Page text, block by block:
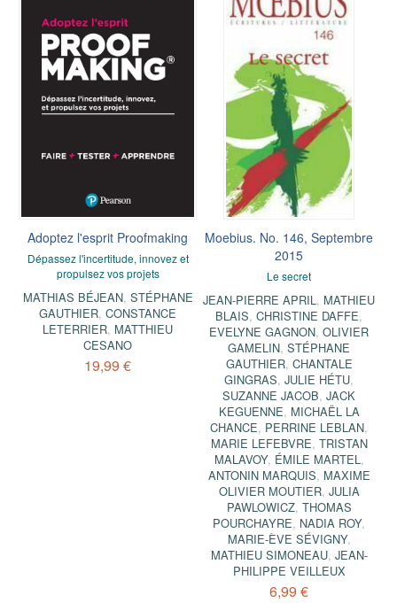
Adoptez l'esprit Proofmaking
Dépassez l'incertitude, innovez et
propulsez vos projets
MATHIAS BÉJEAN, STÉPHANE
GAUTHIER,CONSTANCE
LETERRIER, MATTHIEU
CESANO
19,99 €
Moebius. No. 146, Septembre
2015
Le secret
JEAN-PIERRE APRIL, MATHIEU
BLAIS,CHRISTINE DAFFE,
EVELYNE GAGNON,OLIVIER
GAMELIN,STÉPHANE
GAUTHIER, CHANTALE
GINGRAS,JULIE HÉTU,
SUZANNE JACOB,JACK
KEGUENNE, MICHAËL LA
CHANCE, PERRINE LEBLAN,
MARIE LEFEBVRE, TRISTAN
MALAVOY, ÉMILE MARTEL,
ANTONIN MARQUIS, MAXIME
OLIVIER MOUTIER, JULIA
PAWLOWICZ, THOMAS
POURCHAYRE, NADIA ROY,
MARIE-ÈVE SÉVIGNY,
MATHIEU SIMONEAU, JEAN-
PHILIPPE VEILLEUX
6,99 €